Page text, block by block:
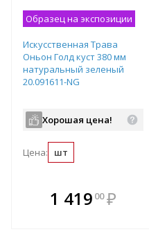
Образец на экспозиции
Искусственная Трава
Оньон Голд куст 380 мм
натуральный зеленый
20.091611-NG
Хорошая цена!
Цена: шт
1 419 00 ₽
В комплекте
всегда выгоднее!